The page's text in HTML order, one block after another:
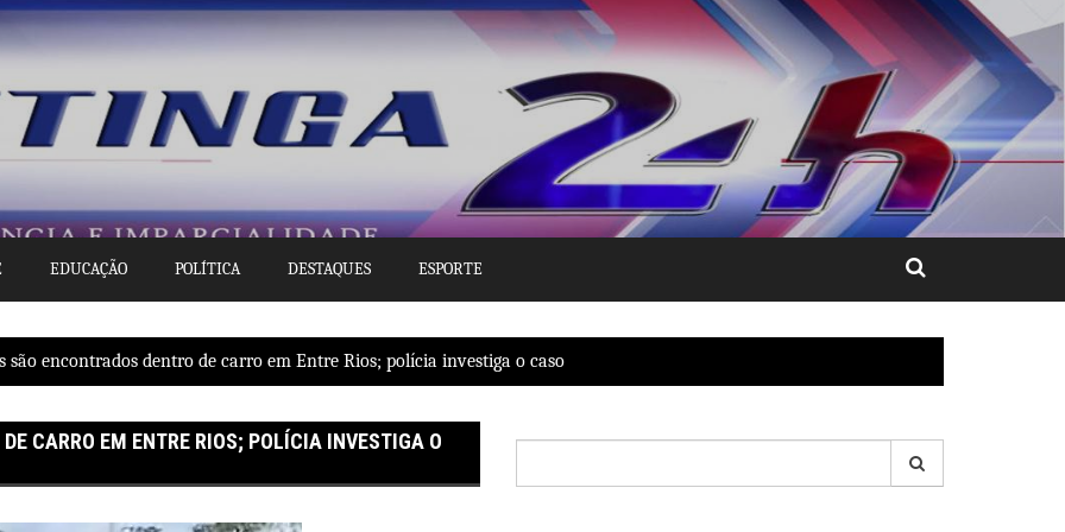
EDUCAÇÃO POLÍTICA DESTAQUES ESPORTE
são encontrados dentro de carro em Entre Rios; polícia investiga o caso
CARRO EM ENTRE RIOS; POLÍCIA INVESTIGA O
por: